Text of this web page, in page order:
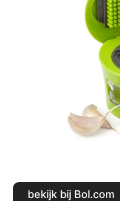
Bekijk bij Bol.com